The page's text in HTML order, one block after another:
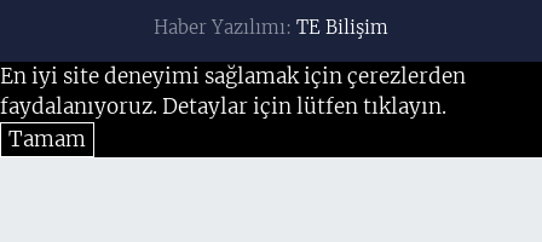
Haber Yazılımı: TE Bilişim
En iyi site deneyimi sağlamak için çerezlerden
faydalanıyoruz. Detaylar için lütfen tıklayın.
Tamam